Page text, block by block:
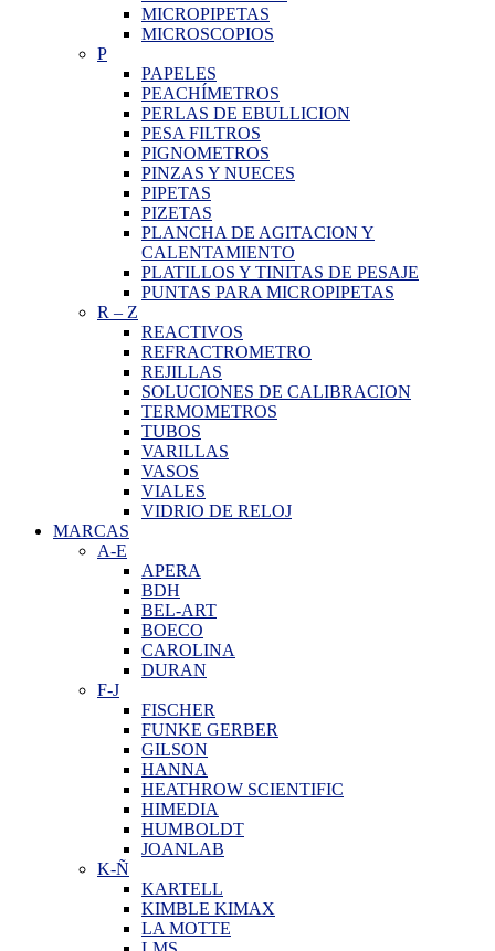
MICROPIPETAS
MICROSCOPIOS
P
PAPELES
PEACHÍMETROS
PERLAS DE EBULLICION
PESA FILTROS
PIGNOMETROS
PINZAS Y NUECES
PIPETAS
PIZETAS
PLANCHA DE AGITACION Y
CALENTAMIENTO
PLATILLOS Y TINITAS DE PESAJE
PUNTAS PARA MICROPIPETAS
R – Z
REACTIVOS
REFRACTROMETRO
REJILLAS
SOLUCIONES DE CALIBRACION
TERMOMETROS
TUBOS
VARILLAS
VASOS
VIALES
VIDRIO DE RELOJ
MARCAS
A-E
APERA
BDH
BEL-ART
BOECO
CAROLINA
DURAN
F-J
FISCHER
FUNKE GERBER
GILSON
HANNA
HEATHROW SCIENTIFIC
HIMEDIA
HUMBOLDT
JOANLAB
K-Ñ
KARTELL
KIMBLE KIMAX
LA MOTTE